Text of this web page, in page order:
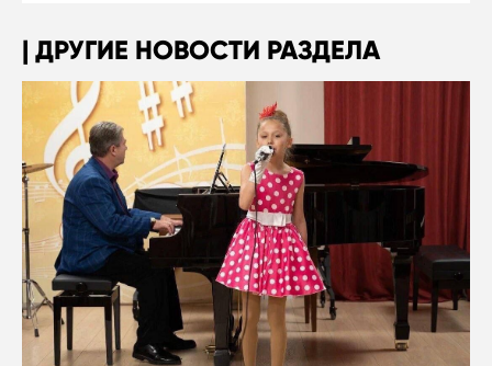
ДРУГИЕ НОВОСТИ РАЗДЕЛА